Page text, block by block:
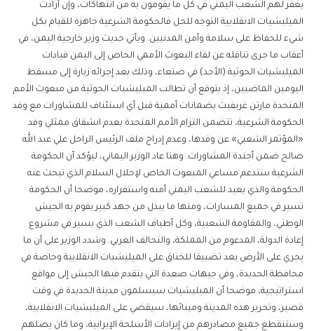
يغفر لهم الشعب اليمني في كل ما يقومون به من انتهاكات، وإن أرادت
الميليشيات الانقلابية التوجه للحل فالحكومة الشرعية جاهزة للقيام بكل
شيء للحفاظ على سلامة وأمن المدنيين. ويأتي حديث وزير خارجية اليمن، في
أعقاب ما جرى تناقله عن لقاء البعوث الأممي الخاص إلى اليمن قيادات
الميليشيات الحوثية (الأحد) في صنعاء، وذلك بعد إجرائه زيارة إلى مسقط
اليومين الماضيين، إذ يتوقع أن تطالب الميليشيات الحوثية من مبعوث الأمم
المتحدة مارتن غريفيث بضمانات أممية قبل أي استئناف للمشاورات مع وفد
الحكومة الشرعية، تتضمن التزام الأمم المتحدة بعدم انشقاق ممثلي وفد
«المؤتمر الشعبي» عن وفدها، وعدم إدراج ملف الرئيس الراحل علي عبد الله
صالح ضمن أجندة المشاورات. وهنا عاد الوزير اليماني، ليؤكد أن الحكومة
الشرعية ستدعم مساعي المبعوث الخاص لإحلال السلام الذي تبحث عنه
الحكومة والذي يعيد للشعب اليمني أمنه واستقراره، موضحا أن الحكومة
تسير في جميع المسارات، ومنها ما يبذل من جهد كبير يقوم به الجيش
الوطني، والمقاومة الشعبية، وكل أطياف الشعب الذي يسير في مشروع
إعادة الدولة، المدعوم من المملكة، والتحالف العربي. وشدد الوزير على أن ما
يجري على الأرض يعد تضييقا للخناق على الميليشيات الانقلابية وخاصة في
محافظة الحديدة، وفي جبهات صعدة التي يتقدم فيها الجيش إلى مواقع
استراتيجية، موضحا أن الميليشيات سيسلمون مدينة الحديدة في وقت
قصير، وتحرير هذه المدينة ومينائها، سيقضي على الميليشيات الانقلابية،
وستنقطع جميع مصادرهم من إيرادات الأسلحة الإيرانية، وما كان يصلهم